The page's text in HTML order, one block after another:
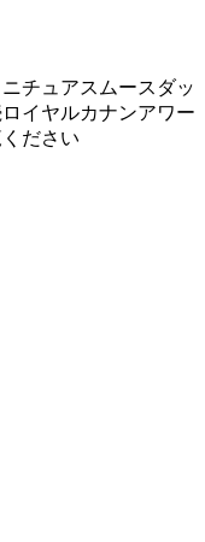
チュアスムースダッ
イヤルカナンアワー
ださい